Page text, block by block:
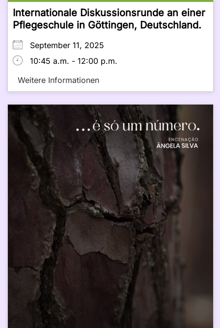
Internationale Diskussionsrunde an einer
Pflegeschule in Göttingen, Deutschland.
September 11, 2025
10:45 a.m. - 12:00 p.m.
Weitere Informationen